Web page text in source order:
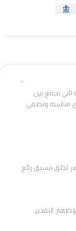
تجمع بين
مناسبة وتضفي
لخلق تنسيق رائع
التقدير